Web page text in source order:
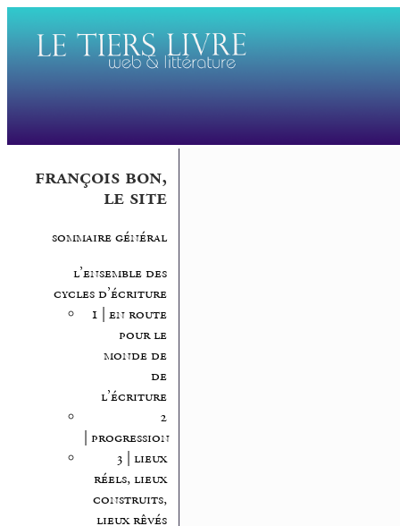
françois bon,
le site
sommaire général
l’ensemble des
cycles d’écriture
1 | en route
pour le
monde de
de
l’écriture
2
| progression
3 | lieux
réels, lieux
construits,
lieux rêvés